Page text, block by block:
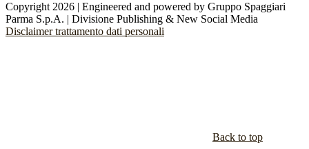
Copyright 2026 | Engineered and powered by Gruppo Spaggiari
Parma S.p.A. | Divisione Publishing & New Social Media
Disclaimer trattamento dati personali
Back to top